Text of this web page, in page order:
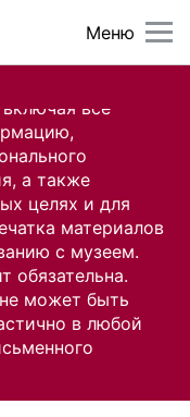
все
а также
целях и для
материалов
с музеем.
обязательна.
может быть
в любой
Меню